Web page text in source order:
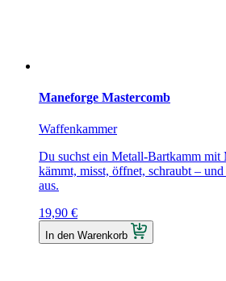
Maneforge Mastercomb
Waffenkammer
Du suchst ein Metall-Bartkamm mit
kämmt, misst, öffnet, schraubt –
aus.
19,90 €
In den Warenkorb